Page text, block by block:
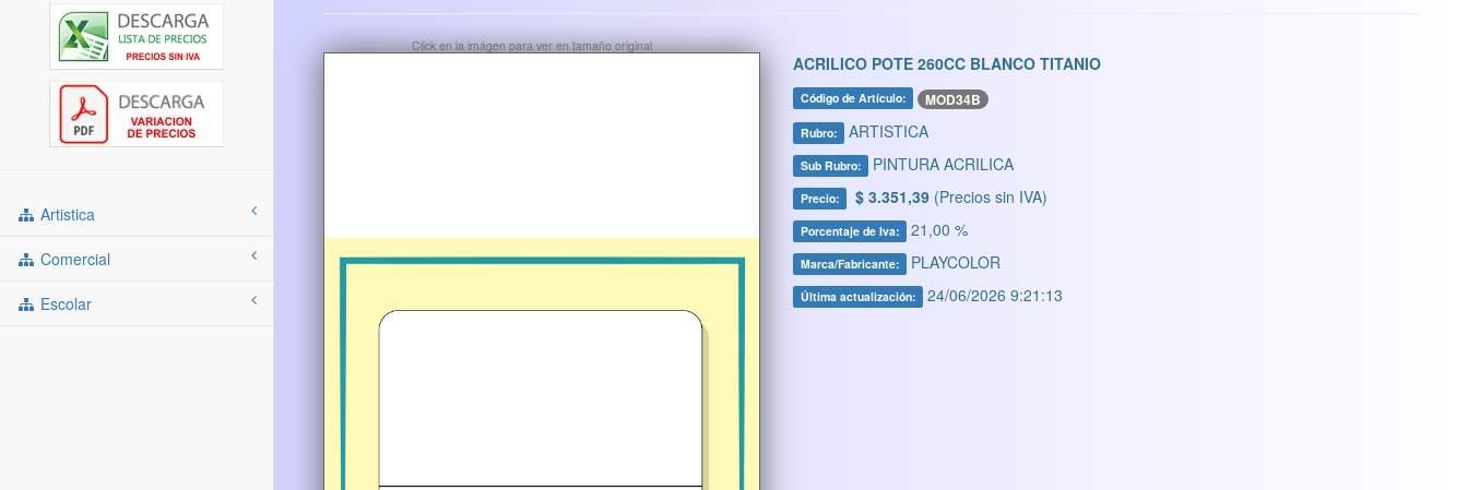
Artistica
Comercial
Escolar
Click en la imágen para ver en tamaño original
ACRILICO POTE 260CC BLANCO TITANIO
Código de Artículo: MOD34B
Rubro: ARTISTICA
Sub Rubro: PINTURA ACRILICA
Precio: $ 3.351,39 (Precios sin IVA)
Porcentaje de Iva: 21,00 %
Marca/Fabricante: PLAYCOLOR
Última actualización: 24/06/2026 9:21:13